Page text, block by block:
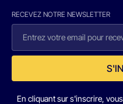
RECEVEZ NOTRE NEWSLETTER
En cliquant sur s'inscrire,